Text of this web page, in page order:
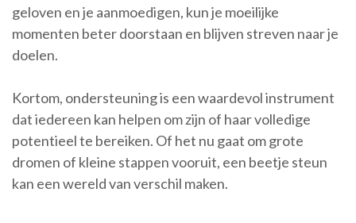
geloven en je aanmoedigen, kun je moeilijke
momenten beter doorstaan en blijven streven naar je
doelen.
Kortom, ondersteuning is een waardevol instrument
dat iedereen kan helpen om zijn of haar volledige
potentieel te bereiken. Of het nu gaat om grote
dromen of kleine stappen vooruit, een beetje steun
kan een wereld van verschil maken.